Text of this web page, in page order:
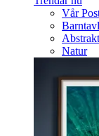
Vår
Abstrakt
Natur